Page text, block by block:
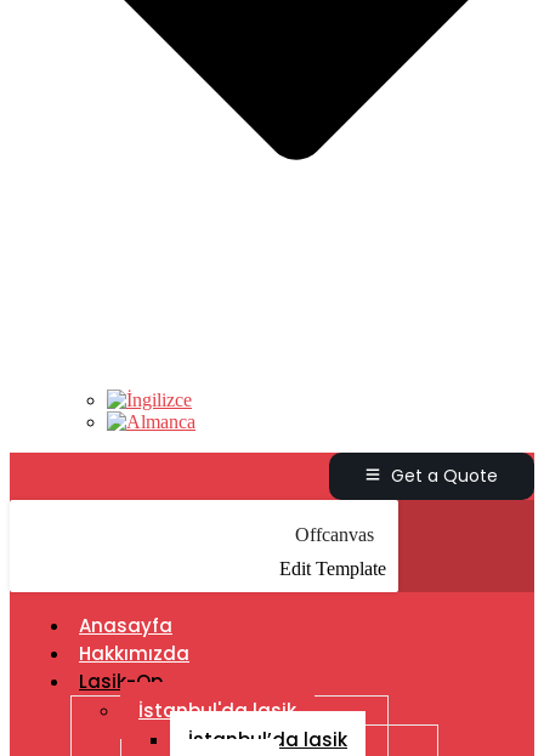
Get a Quote
Offcanvas
Edit Template
Anasayfa
Hakkımızda
Lasik-Op
İstanbul'da lasik
İstanbul’da lasik